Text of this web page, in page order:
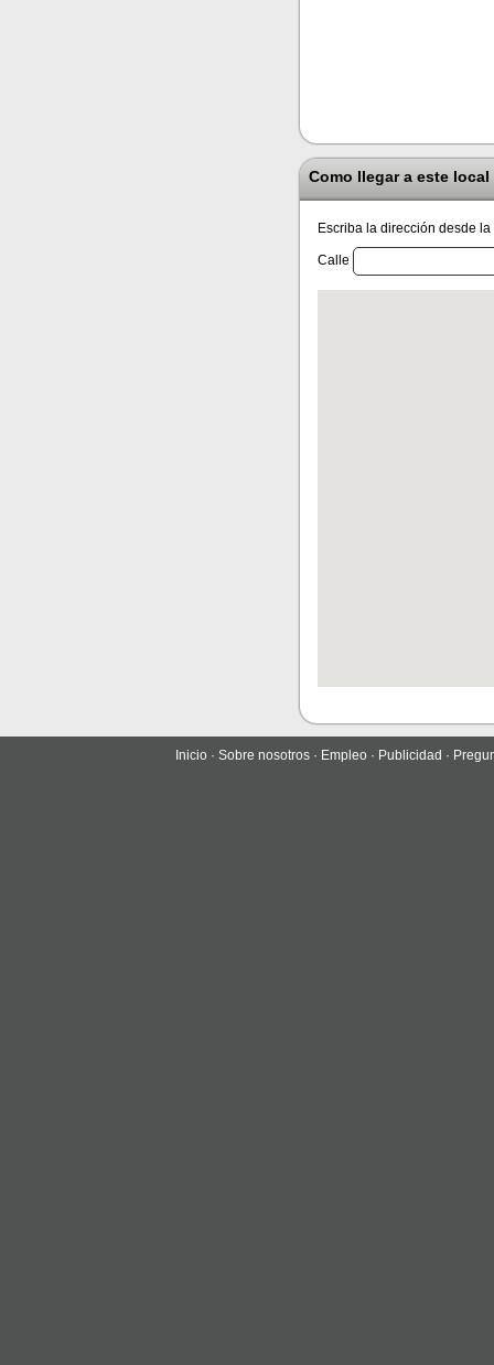
Como llegar a este local
Escriba la dirección desde
Calle
Inicio ·Sobre nosotros · Empleo · Publicidad ·